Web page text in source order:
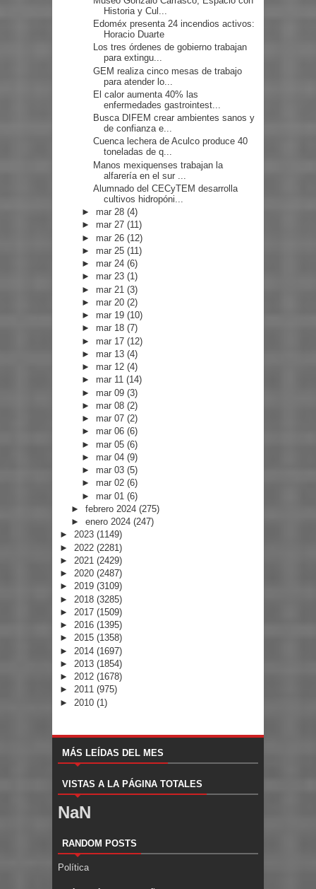
Historia y Cul...
Edoméx presenta 24 incendios activos:
Horacio Duarte
Los tres órdenes de gobierno trabajan
para extingu...
GEM realiza cinco mesas de trabajo
para atender lo...
El calor aumenta 40% las
enfermedades gastrointest...
Busca DIFEM crear ambientes sanos y
de confianza e...
Cuenca lechera de Aculco produce 40
toneladas de q...
Manos mexiquenses trabajan la
alfarería en el sur ...
Alumnado del CECyTEM desarrolla
cultivos hidropóni...
► mar 28(4)
► mar 27(11)
► mar 26(12)
► mar 25(11)
► mar 24(6)
► mar 23(1)
► mar 21(3)
► mar 20(2)
► mar 19(10)
► mar 18(7)
► mar 17(12)
► mar 13(4)
► mar 12(4)
► mar 11(14)
► mar 09(3)
► mar 08(2)
► mar 07(2)
► mar 06(6)
► mar 05(6)
► mar 04(9)
► mar 03(5)
► mar 02(6)
► mar 01(6)
► febrero 2024 (275)
► enero 2024 (247)
► 2023 (1149)
► 2022 (2281)
► 2021 (2429)
► 2020 (2487)
► 2019 (3109)
► 2018 (3285)
► 2017 (1509)
► 2016 (1395)
► 2015 (1358)
► 2014 (1697)
► 2013 (1854)
► 2012 (1678)
► 2011 (975)
► 2010 (1)
MÁS LEÍDAS DEL MES
VISTAS A LA PÁGINA TOTALES
NaN
RANDOM POSTS
Política